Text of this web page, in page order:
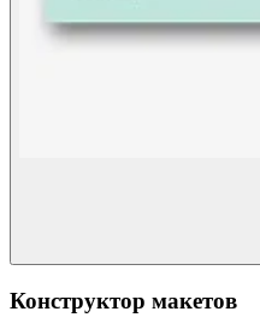
Конструктор макетов